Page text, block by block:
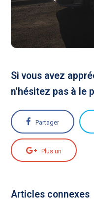
Si vous avez
n'hésitez pas à le
Partager
Plus un
Articles connexes